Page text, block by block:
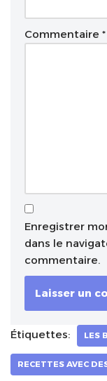
Commentaire *
Enregistrer
dans le
commentaire.
Étiquettes: LES
RECETTES AVEC